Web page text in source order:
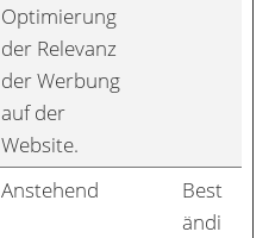
Optimierung
der Relevanz
der Werbung
auf der
Website.
Anstehend
Best
ändi